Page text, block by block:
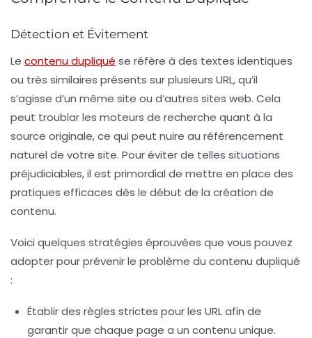
Détection et Évitement
Le contenu dupliqué se réfère à des textes identiques
ou très similaires présents sur plusieurs URL, qu’il
s’agisse d’un même site ou d’autres sites web. Cela
peut troublar les moteurs de recherche quant à la
source originale, ce qui peut nuire au référencement
naturel de votre site. Pour éviter de telles situations
préjudiciables, il est primordial de mettre en place des
pratiques efficaces dès le début de la création de
contenu.
Voici quelques stratégies éprouvées que vous pouvez
adopter pour prévenir le problème du contenu dupliqué
:
Établir des règles strictes pour les URL afin de
garantir que chaque page a un contenu unique.